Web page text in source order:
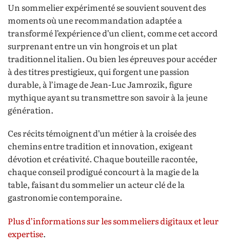
Un sommelier expérimenté se souvient souvent des
moments où une recommandation adaptée a
transformé l’expérience d’un client, comme cet accord
surprenant entre un vin hongrois et un plat
traditionnel italien. Ou bien les épreuves pour accéder
à des titres prestigieux, qui forgent une passion
durable, à l’image de Jean-Luc Jamrozik, figure
mythique ayant su transmettre son savoir à la jeune
génération.
Ces récits témoignent d’un métier à la croisée des
chemins entre tradition et innovation, exigeant
dévotion et créativité. Chaque bouteille racontée,
chaque conseil prodigué concourt à la magie de la
table, faisant du sommelier un acteur clé de la
gastronomie contemporaine.
Plus d’informations sur les sommeliers digitaux et leur
expertise.